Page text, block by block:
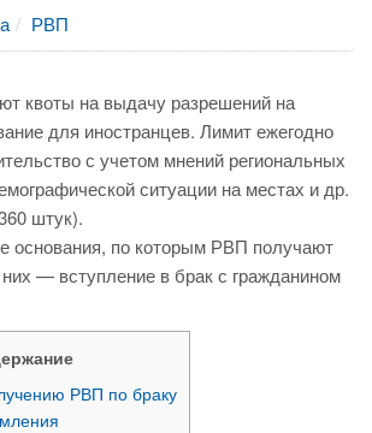
РВП
квоты на выдачу разрешений на
для иностранцев. Лимит ежегодно
с учетом мнений региональных
ситуации на местах и др.
штук).
основания, по которым РВП получают
— вступление в брак с гражданином
РВП по браку